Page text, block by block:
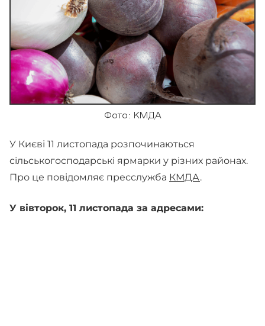
Фото: КМДА
У Києві 11 листопада розпочинаються
сільськогосподарські ярмарки у різних районах.
Про це повідомляє пресслужба КМДА.
У вівторок, 11 листопада за адресами: